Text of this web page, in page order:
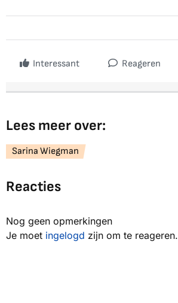
Interessant Reageren
Lees meer over:
Sarina Wiegman
Reacties
Nog geen opmerkingen
Je moet ingelogd zijn om te reageren.